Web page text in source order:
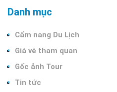
Danh mục
Cẩm nang Du Lịch
Giá vé tham quan
Gốc ảnh Tour
Tin tức